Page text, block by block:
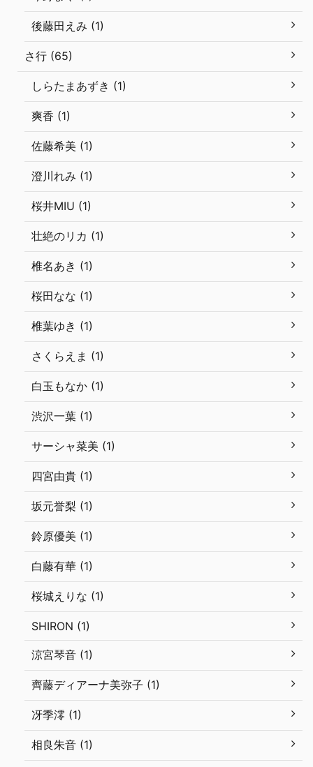
後藤田えみ (1)
さ行 (65)
しらたまあずき (1)
爽香 (1)
佐藤希美 (1)
澄川れみ (1)
桜井MIU (1)
壮絶のリカ (1)
椎名あき (1)
桜田なな (1)
椎葉ゆき (1)
さくらえま (1)
白玉もなか (1)
渋沢一葉 (1)
サーシャ菜美 (1)
四宮由貴 (1)
坂元誉梨 (1)
鈴原優美 (1)
白藤有華 (1)
桜城えりな (1)
SHIRON (1)
涼宮琴音 (1)
齊藤ディアーナ美弥子 (1)
冴季澪 (1)
相良朱音 (1)